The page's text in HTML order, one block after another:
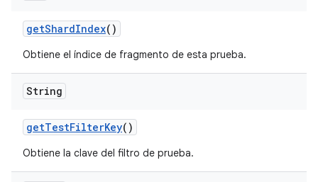
getShardIndex()
Obtiene el índice de fragmento de esta prueba.
String
getTestFilterKey()
Obtiene la clave del filtro de prueba.